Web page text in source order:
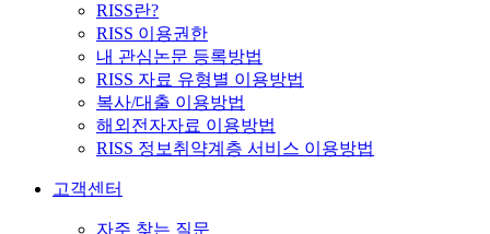
RISS란?
RISS 이용권한
내 관심논문 등록방법
RISS 자료 유형별 이용방법
복사/대출 이용방법
해외전자자료 이용방법
RISS 정보취약계층 서비스 이용방법
고객센터
자주 찾는 질문